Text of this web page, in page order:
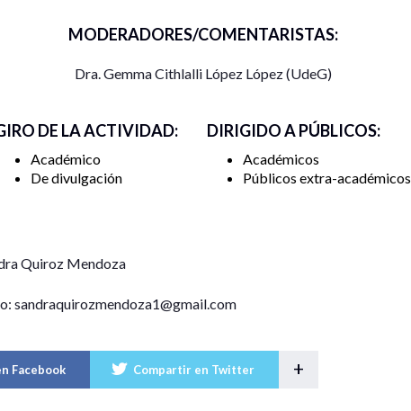
MODERADORES/COMENTARISTAS:
Dra. Gemma Cithlalli López López (UdeG)
DE LA ACTIVIDAD:
Académico
De divulgación
DIRIGIDO A PÚBLICOS:
Académicos
Públicos extra-académicos
Quiroz Mendoza
sandraquirozmendoza1@gmail.com
Facebook Compartir en Twitter +